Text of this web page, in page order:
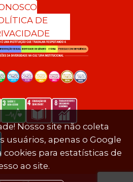
DE
Nosso site não coleta
usuários, apenas o Google
para estatísticas de
ao site.